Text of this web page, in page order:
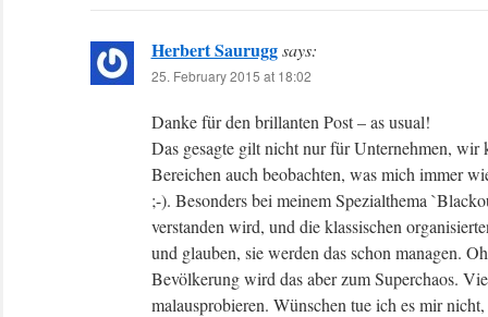
Herbert Saurugg says:
25. February 2015 at 18:02
Danke für den brillanten Post – as usual!
Das gesagte gilt nicht nur für Unternehmen, wir
Bereichen auch beobachten, was mich immer
;-). Besonders bei meinem Spezialthema
verstanden wird, und die klassischen
und glauben, sie werden das schon managen.
Bevölkerung wird das aber zum Superchaos.
malausprobieren. Wünschen tue ich es mir